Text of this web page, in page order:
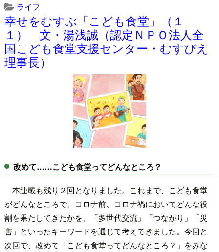
ライフ
幸せをむすぶ「こども食堂」（１
１） 文・湯浅誠（認定ＮＰＯ法人全
国こども食堂支援センター・むすびえ
理事長）
改めて……こども食堂ってどんなところ？
本連載も残り２回となりました。これまで、こども食堂
がどんなところで、コロナ前、コロナ禍においてどんな役
割を果たしてきたかを、「多世代交流」「つながり」「災
害」といったキーワードを通じて考えてきました。今回と
次回で、改めて「こども食堂ってどんなところ？」をみな